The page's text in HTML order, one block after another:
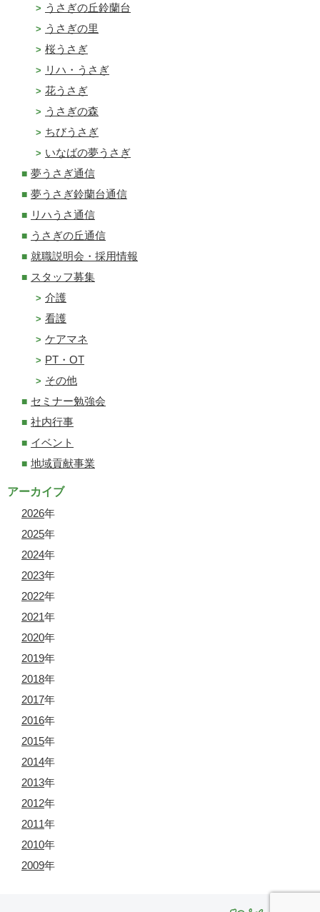
うさぎの丘鈴蘭台
うさぎの里
桜うさぎ
リハ・うさぎ
花うさぎ
うさぎの森
ちびうさぎ
いなばの夢うさぎ
夢うさぎ通信
夢うさぎ鈴蘭台通信
リハうさ通信
うさぎの丘通信
就職説明会・採用情報
スタッフ募集
介護
看護
ケアマネ
PT・OT
その他
セミナー勉強会
社内行事
イベント
地域貢献事業
アーカイブ
2026年
2025年
2024年
2023年
2022年
2021年
2020年
2019年
2018年
2017年
2016年
2015年
2014年
2013年
2012年
2011年
2010年
2009年